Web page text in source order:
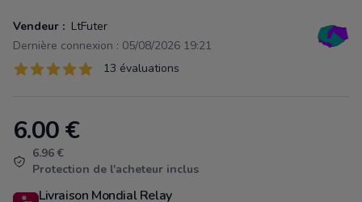
Vendeur : LtFuter
Dernière connexion : 05/08/2026 19:21
Évaluations
13 sur 5 étoiles 13 évaluations
Product information
6.00€
6.96 €
Protection de l'acheteur inclus
Livraison Mondial Relay